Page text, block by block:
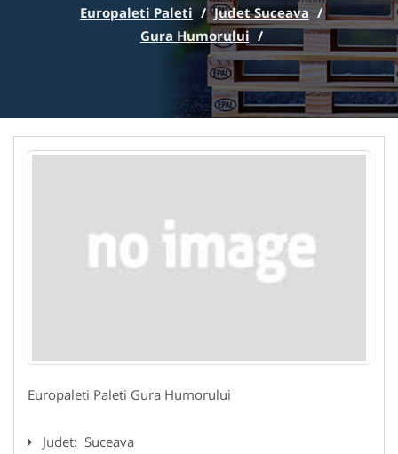
Europaleti Paleti / Judet Suceava /
Gura Humorului /
Europaleti Paleti Gura Humorului
Judet: Suceava